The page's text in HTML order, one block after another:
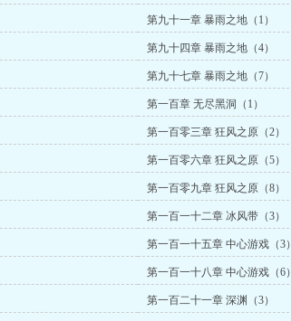
第九十一章 暴雨之地（1）
第九十四章 暴雨之地（4）
第九十七章 暴雨之地（7）
第一百章 无尽黑洞（1）
第一百零三章 狂风之原（2）
第一百零六章 狂风之原（5）
第一百零九章 狂风之原（8）
第一百一十二章 冰风带（3）
第一百一十五章 中心游戏（3）
第一百一十八章 中心游戏（6）
第一百二十一章 深渊（3）